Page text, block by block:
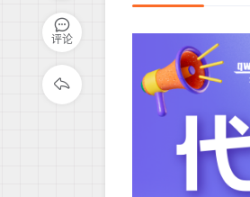
评论